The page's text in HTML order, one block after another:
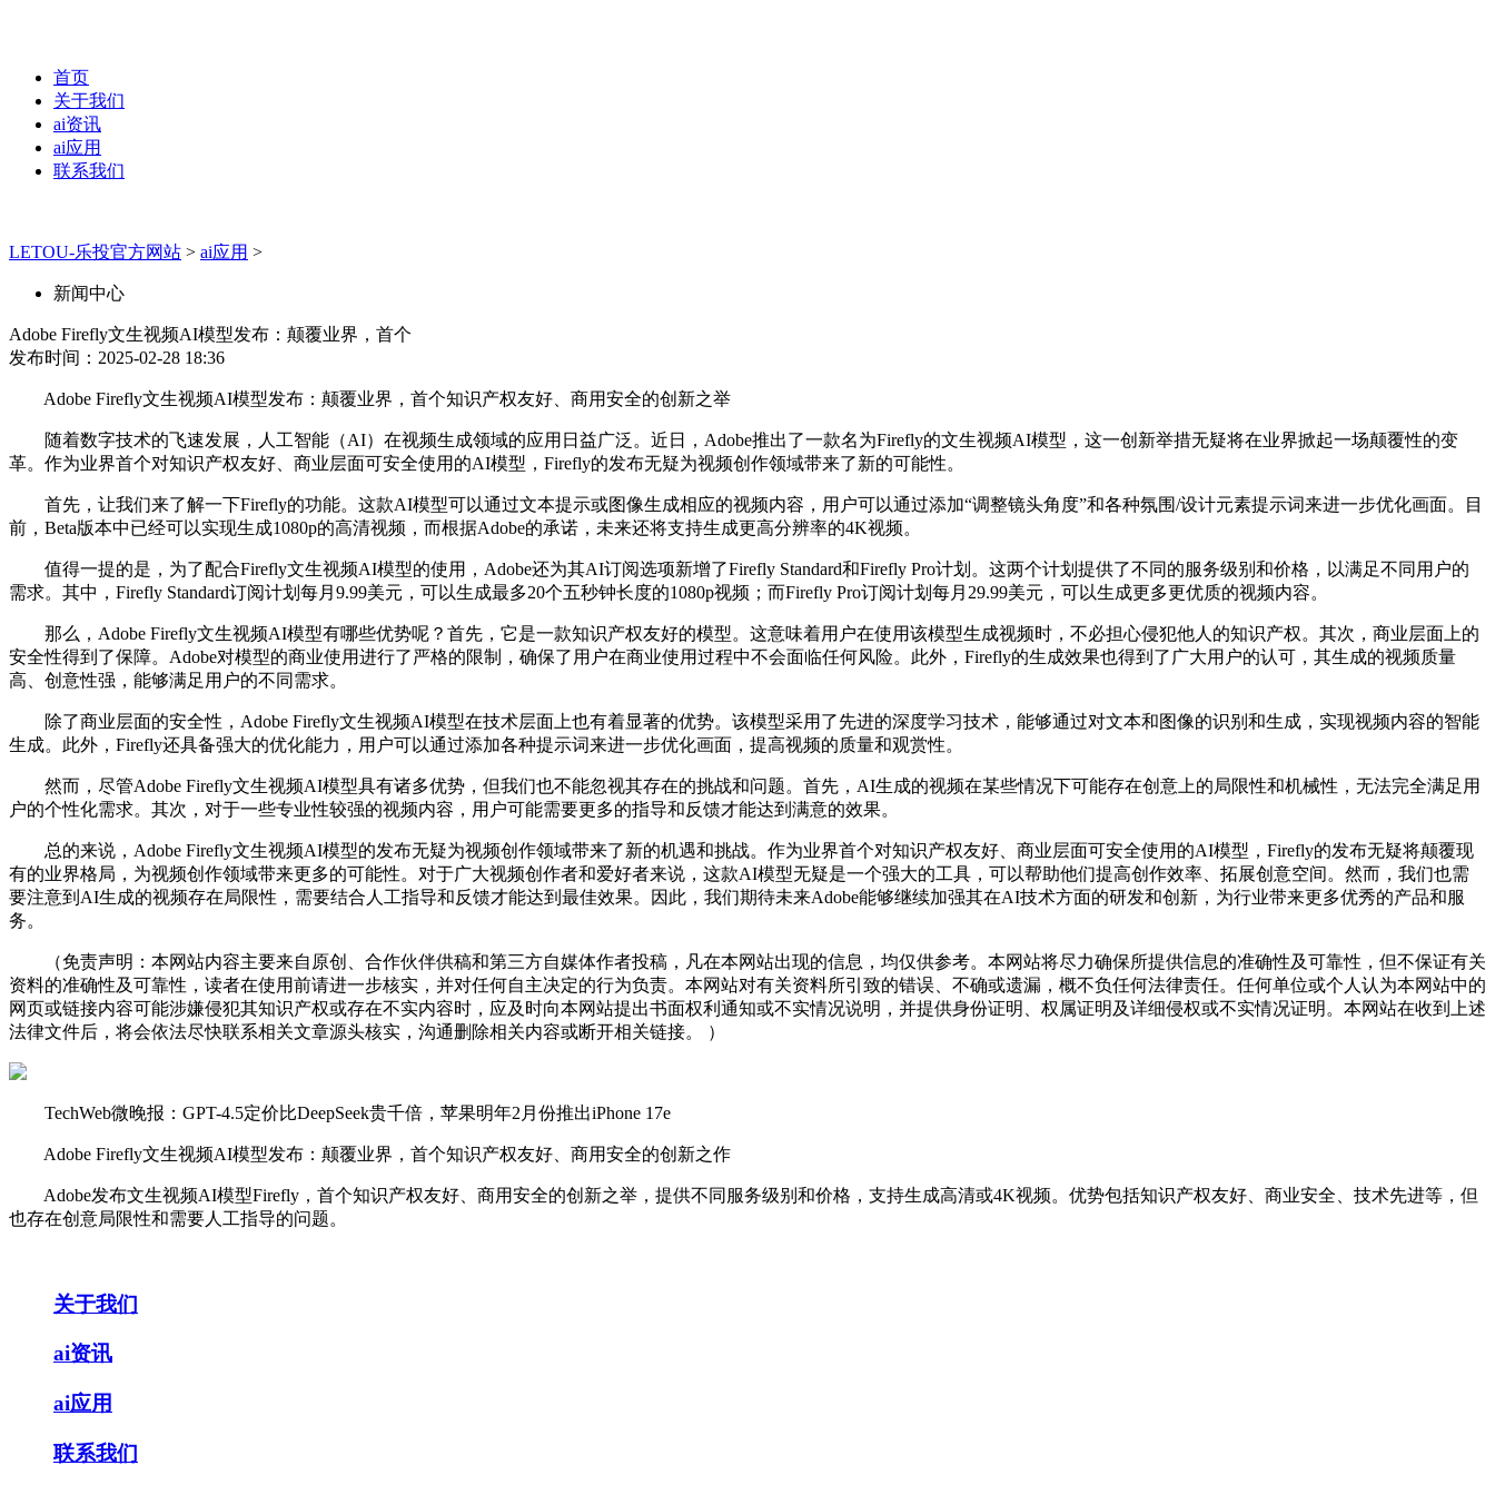
首页
关于我们
ai资讯
ai应用
联系我们
LETOU-乐投官方网站 > ai应用 >
新闻中心
Adobe Firefly文生视频AI模型发布：颠覆业界，首个
发布时间：2025-02-28 18:36
Adobe Firefly文生视频AI模型发布：颠覆业界，首个知识产权友好、商用安全的创新之举
随着数字技术的飞速发展，人工智能（AI）在视频生成领域的应用日益广泛。近日，Adobe推出了一款名为Firefly的文生视频AI模型，这一创新举措无疑将在业界掀起一场颠覆性的变
革。作为业界首个对知识产权友好、商业层面可安全使用的AI模型，Firefly的发布无疑为视频创作领域带来了新的可能性。
首先，让我们来了解一下Firefly的功能。这款AI模型可以通过文本提示或图像生成相应的视频内容，用户可以通过添加“调整镜头角度”和各种氛围/设计元素提示词来进一步优化画面。目
前，Beta版本中已经可以实现生成1080p的高清视频，而根据Adobe的承诺，未来还将支持生成更高分辨率的4K视频。
值得一提的是，为了配合Firefly文生视频AI模型的使用，Adobe还为其AI订阅选项新增了Firefly Standard和Firefly Pro计划。这两个计划提供了不同的服务级别和价格，以满足不同用户的
需求。其中，Firefly Standard订阅计划每月9.99美元，可以生成最多20个五秒钟长度的1080p视频；而Firefly Pro订阅计划每月29.99美元，可以生成更多更优质的视频内容。
那么，Adobe Firefly文生视频AI模型有哪些优势呢？首先，它是一款知识产权友好的模型。这意味着用户在使用该模型生成视频时，不必担心侵犯他人的知识产权。其次，商业层面上的
安全性得到了保障。Adobe对模型的商业使用进行了严格的限制，确保了用户在商业使用过程中不会面临任何风险。此外，Firefly的生成效果也得到了广大用户的认可，其生成的视频质量
高、创意性强，能够满足用户的不同需求。
除了商业层面的安全性，Adobe Firefly文生视频AI模型在技术层面上也有着显著的优势。该模型采用了先进的深度学习技术，能够通过对文本和图像的识别和生成，实现视频内容的智能
生成。此外，Firefly还具备强大的优化能力，用户可以通过添加各种提示词来进一步优化画面，提高视频的质量和观赏性。
然而，尽管Adobe Firefly文生视频AI模型具有诸多优势，但我们也不能忽视其存在的挑战和问题。首先，AI生成的视频在某些情况下可能存在创意上的局限性和机械性，无法完全满足用
户的个性化需求。其次，对于一些专业性较强的视频内容，用户可能需要更多的指导和反馈才能达到满意的效果。
总的来说，Adobe Firefly文生视频AI模型的发布无疑为视频创作领域带来了新的机遇和挑战。作为业界首个对知识产权友好、商业层面可安全使用的AI模型，Firefly的发布无疑将颠覆现
有的业界格局，为视频创作领域带来更多的可能性。对于广大视频创作者和爱好者来说，这款AI模型无疑是一个强大的工具，可以帮助他们提高创作效率、拓展创意空间。然而，我们也需
要注意到AI生成的视频存在局限性，需要结合人工指导和反馈才能达到最佳效果。因此，我们期待未来Adobe能够继续加强其在AI技术方面的研发和创新，为行业带来更多优秀的产品和服
务。
（免责声明：本网站内容主要来自原创、合作伙伴供稿和第三方自媒体作者投稿，凡在本网站出现的信息，均仅供参考。本网站将尽力确保所提供信息的准确性及可靠性，但不保证有关
资料的准确性及可靠性，读者在使用前请进一步核实，并对任何自主决定的行为负责。本网站对有关资料所引致的错误、不确或遗漏，概不负任何法律责任。任何单位或个人认为本网站中的
网页或链接内容可能涉嫌侵犯其知识产权或存在不实内容时，应及时向本网站提出书面权利通知或不实情况说明，并提供身份证明、权属证明及详细侵权或不实情况证明。本网站在收到上述
法律文件后，将会依法尽快联系相关文章源头核实，沟通删除相关内容或断开相关链接。 ）
TechWeb微晚报：GPT-4.5定价比DeepSeek贵千倍，苹果明年2月份推出iPhone 17e
Adobe Firefly文生视频AI模型发布：颠覆业界，首个知识产权友好、商用安全的创新之作
Adobe发布文生视频AI模型Firefly，首个知识产权友好、商用安全的创新之举，提供不同服务级别和价格，支持生成高清或4K视频。优势包括知识产权友好、商业安全、技术先进等，但
也存在创意局限性和需要人工指导的问题。
关于我们
ai资讯
ai应用
联系我们